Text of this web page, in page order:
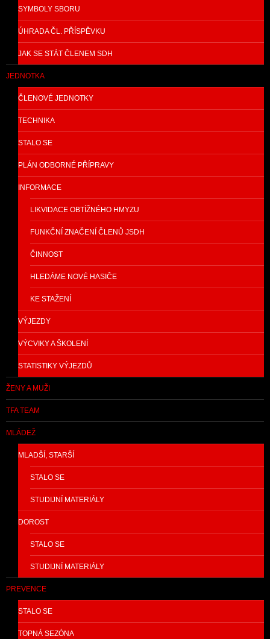
SYMBOLY SBORU
ÚHRADA ČL. PŘÍSPĚVKU
JAK SE STÁT ČLENEM SDH
JEDNOTKA
ČLENOVÉ JEDNOTKY
TECHNIKA
STALO SE
PLÁN ODBORNÉ PŘÍPRAVY
INFORMACE
LIKVIDACE OBTÍŽNÉHO HMYZU
FUNKČNÍ ZNAČENÍ ČLENŮ JSDH
ČINNOST
HLEDÁME NOVÉ HASIČE
KE STAŽENÍ
VÝJEZDY
VÝCVIKY A ŠKOLENÍ
STATISTIKY VÝJEZDŮ
ŽENY A MUŽI
TFA TEAM
MLÁDEŽ
MLADŠÍ, STARŠÍ
STALO SE
STUDIJNÍ MATERIÁLY
DOROST
STALO SE
STUDIJNÍ MATERIÁLY
PREVENCE
STALO SE
TOPNÁ SEZÓNA